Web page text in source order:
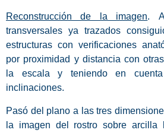
Reconstrucción de la imagen.
transversales ya trazados
estructuras con verificaciones
por proximidad y distancia con
la escala y teniendo en
inclinaciones.
Pasó del plano a las tres
la imagen del rostro sobre arcilla